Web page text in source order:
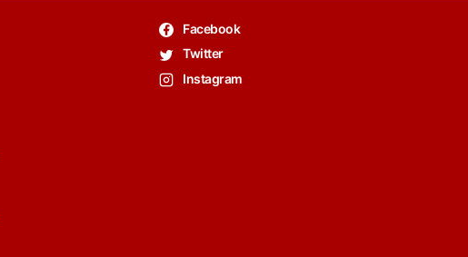
Facebook
Twitter
Instagram